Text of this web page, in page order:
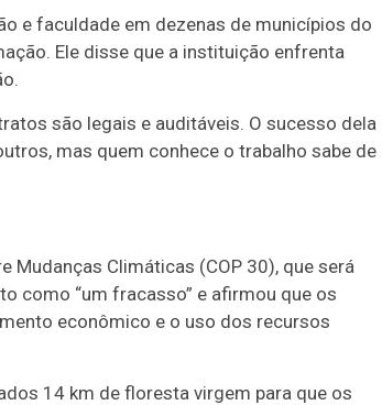
e faculdade em dezenas de municípios do
Ele disse que a instituição enfrenta
são legais e auditáveis. O sucesso dela
mas quem conhece o trabalho sabe de
Mudanças Climáticas (COP 30), que será
como “um fracasso” e afirmou que os
econômico e o uso dos recursos
14 km de floresta virgem para que os